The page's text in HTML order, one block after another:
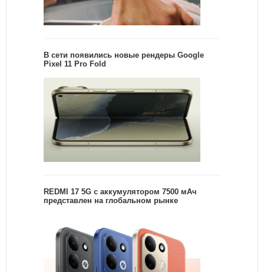
В сети появились новые рендеры Google
Pixel 11 Pro Fold
REDMI 17 5G c аккумулятором 7500 мАч
представлен на глобальном рынке